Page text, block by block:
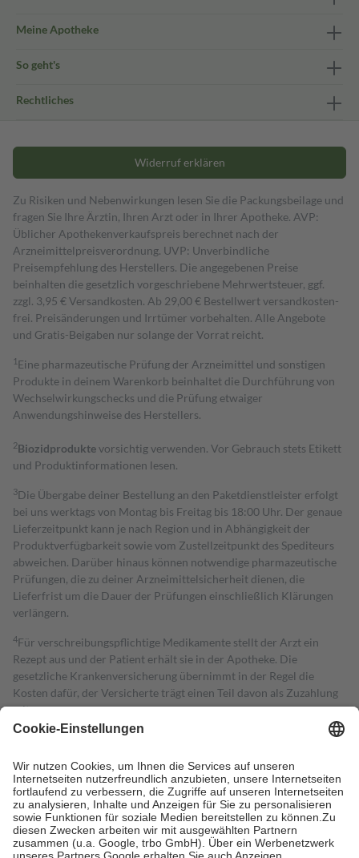
Meine Apotheke
So geht's
Rechtliches
Widerruf erklären
Zu Risiken und Nebenwirkungen lesen Sie die Packungsbeilage und
fragen Sie Ihre Ärztin, Ihren Arzt oder in Ihrer Apotheke. AVP:
Üblicher Apothekenverkaufspreis berechnet nach der
Arzneimittelpreisverordnung. UVP: Unverbindliche
Preisempfehlung des Herstellers. Die angegebenen Preise
beinhalten die gesetzlich vorgeschriebene Mehrwertsteuer, ggf.
zzgl. 3,95 € Versandkosten. Ab 29,00 € Bestell­wert versand­kosten­
frei. Preisänderungen und Irrtümer vorbehalten. Alle Angebote
und Gratis-Beigaben nur solange der Vorrat reicht.
1 Eine pharmazeutische Prüfung der Arzneimittel und sonstigen
Produkte in deinem Warenkorb beinhaltet die Durchführung von
Wechselwirkungschecks und die Prüfung etwaiger
Anwendungshinweise des Herstellers.
2Biozidproduktevorsichtig verwenden. Vor Gebrauch stets Etikett
und Produktinformationen lesen.
3Die Übergabe deiner Bestellung an den Paketdienstleister erfolgt
bei uns werktags von Montag bis Freitag bis 18:00 Uhr. Der genaue
Lieferzeitpunkt kann je nach Region und in Abhängigkeit der
Produktverfügbarkeit sowie vom Zustellzeitpunkt des Spediteurs
abweichen. Darüber hinaus können notwendige pharmazeutische
Prüfungen, die zu deiner Arzneimittelsicherheit dienen, die
Lieferfrist um die Dauer der Prüfungen einschließlich Klärungen
verlängern.
4Für verschreibungspflichtige Medikamente stellt der Arzt ein
Rezept aus und der Patient erhält sie in der Apotheke. Die
gesetzliche Krankenversicherung übernimmt in der Regel die
Kosten dafür, der Versicherte trägt einen Teil davon als Zuzahlung
mit.
Grundsätzlich leisten Mitglieder Zuzahlungen in Höhe von zehn
höchstens zehn Euro.
Es sind jedoch nie mehr als die tatsächlichen
Kosten der Leistung zu entrichten.
Diese Regeln gelten grundsätzlich auch für Online-Apotheken.
Bei Heilmitteln und häuslicher Krankenpflege beträgt die
Zuzahlung zehn Prozent der Kosten sowie zehn Euro je
Verordnung.